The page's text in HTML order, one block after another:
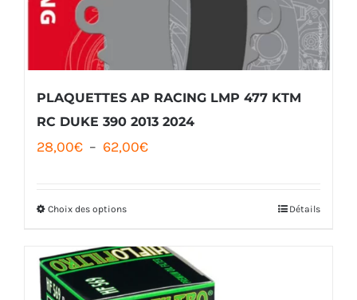
choisies
sur
la
page
du
PLAQUETTES AP RACING LMP 477 KTM
RC DUKE 390 2013 2024
28,00€ – 62,00€Plage
à
62,00€
Choix des optionsCe
a
plusieurs
Détails